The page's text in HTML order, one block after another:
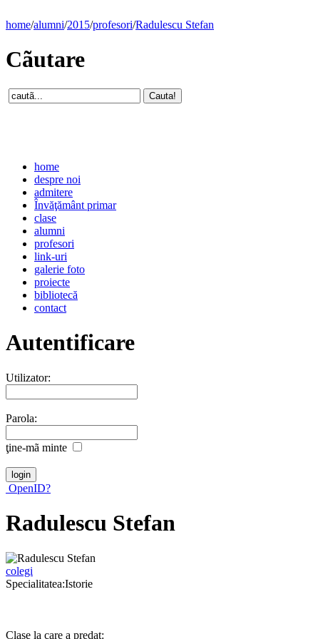
home/alumni/2015/profesori/Radulescu Stefan
Cãutare
home
despre noi
admitere
Învăţământ primar
clase
alumni
profesori
link-uri
galerie foto
proiecte
bibliotecă
contact
Autentificare
Utilizator:
Parola:
ţine-mã minte
OpenID?
Radulescu Stefan
colegi
Specialitatea:Istorie
Clase la care a predat: